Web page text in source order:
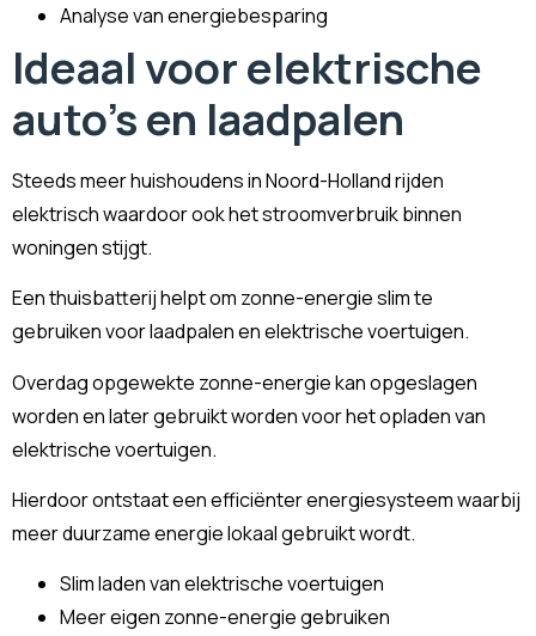
Analyse van energiebesparing
Ideaal voor elektrische
auto's en laadpalen
Steeds meer huishoudens in Noord-Holland rijden
elektrisch waardoor ook het stroomverbruik binnen
woningen stijgt.
Een thuisbatterij helpt om zonne-energie slim te
gebruiken voor laadpalen en elektrische voertuigen.
Overdag opgewekte zonne-energie kan opgeslagen
worden en later gebruikt worden voor het opladen van
elektrische voertuigen.
Hierdoor ontstaat een efficiënter energiesysteem waarbij
meer duurzame energie lokaal gebruikt wordt.
Slim laden van elektrische voertuigen
Meer eigen zonne-energie gebruiken